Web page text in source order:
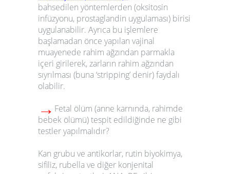
bahsedilen yöntemlerden (oksitosin
infüzyonu, prostaglandin uygulaması) birisi
uygulanabilir. Ayrıca bu işlemlere
başlamadan önce yapılan vajinal
muayenede rahim ağzından parmakla
içeri girilerek, zarların rahim ağzından
sıyrılması (buna ‘stripping’ denir) faydalı
olabilir.
→ Fetal ölüm (anne karnında, rahimde
bebek ölümü) tespit edildiğinde ne gibi
testler yapılmalıdır?
Kan grubu ve antikorlar, rutin biyokimya,
sifiliz, rubella ve diğer konjenital